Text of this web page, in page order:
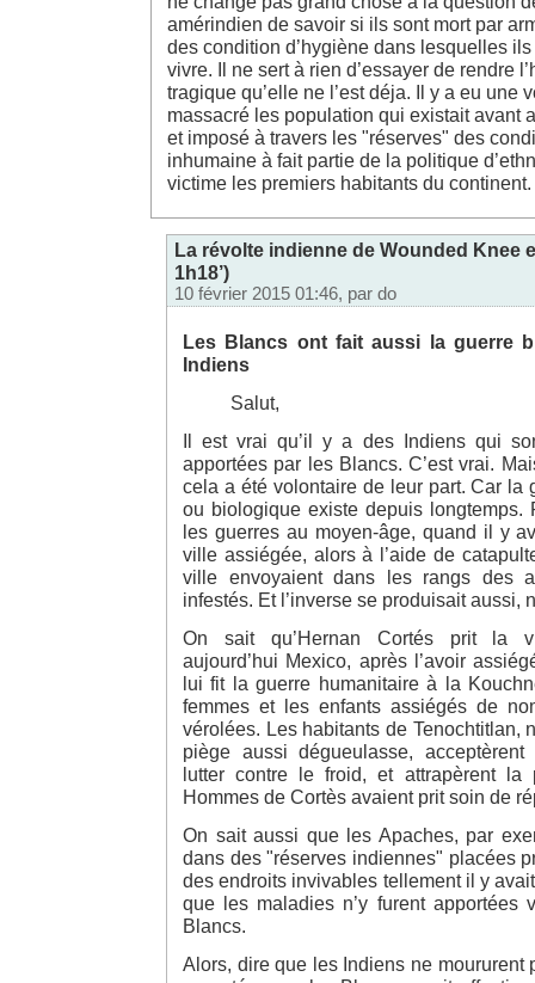
immobilier
rachat
credit
immo
problème
solvabilité
regrouper
crédits
trouver
carcassone
rachat
amérindien de savoir si ils sont mort par
des condition d’hygiène dans lesquelles
vivre. Il ne sert à rien d’essayer de rendre
tragique qu’elle ne l’est déja. Il y a eu une
massacré les population qui existait avant
et imposé à travers les "réserves" des
inhumaine à fait partie de la politique
victime les premiers habitants du continent.
La révolte indienne de Wounded Knee
1h18’)
10 février 2015 01:46, par do
Les Blancs ont fait aussi la guerre
Indiens
Salut,
Il est vrai qu’il y a des Indiens qui
apportées par les Blancs. C’est vrai.
cela a été volontaire de leur part. Car la
ou biologique existe depuis longtemps.
les guerres au moyen-âge, quand il y
ville assiégée, alors à l’aide de
ville envoyaient dans les rangs des
infestés. Et l’inverse se produisait aussi,
On sait qu’Hernan Cortés prit la
aujourd’hui Mexico, après l’avoir
lui fit la guerre humanitaire à la
femmes et les enfants assiégés de
vérolées. Les habitants de Tenochtitlan,
piège aussi dégueulasse,
lutter contre le froid, et attrapèrent la
Hommes de Cortès avaient prit soin de
On sait aussi que les Apaches, par
dans des "réserves indiennes" placées
des endroits invivables tellement il y
que les maladies n’y furent apportées
Blancs.
Alors, dire que les Indiens ne moururent